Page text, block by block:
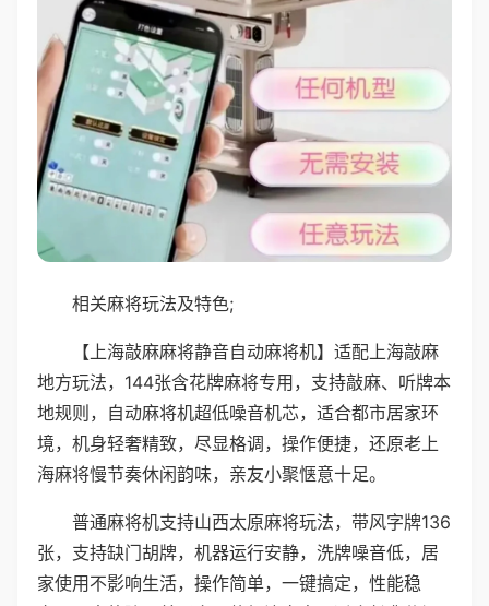
相关麻将玩法及特色;
【上海敲麻麻将静音自动麻将机】适配上海敲麻
地方玩法，144张含花牌麻将专用，支持敲麻、听牌本
地规则，自动麻将机超低噪音机芯，适合都市居家环
境，机身轻奢精致，尽显格调，操作便捷，还原老上
海麻将慢节奏休闲韵味，亲友小聚惬意十足。
普通麻将机支持山西太原麻将玩法，带风字牌136
张，支持缺门胡牌，机器运行安静，洗牌噪音低，居
家使用不影响生活，操作简单，一键搞定，性能稳